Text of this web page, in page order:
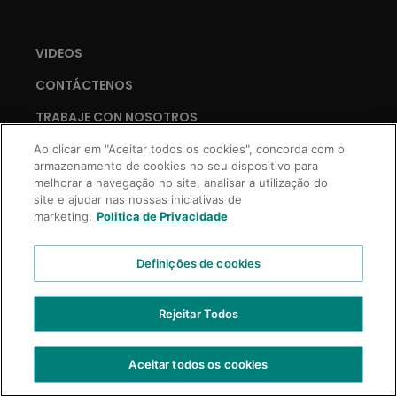
VIDEOS
CONTÁCTENOS
TRABAJE CON NOSOTROS
Copyright © 2021 Truss Professional | Todos los derechos reservados.
Desarrollo Prospecta Digital
Ao clicar em "Aceitar todos os cookies", concorda com o
armazenamento de cookies no seu dispositivo para
melhorar a navegação no site, analisar a utilização do
site e ajudar nas nossas iniciativas de
marketing. Politica de Privacidade
Definições de cookies
Rejeitar Todos
Aceitar todos os cookies